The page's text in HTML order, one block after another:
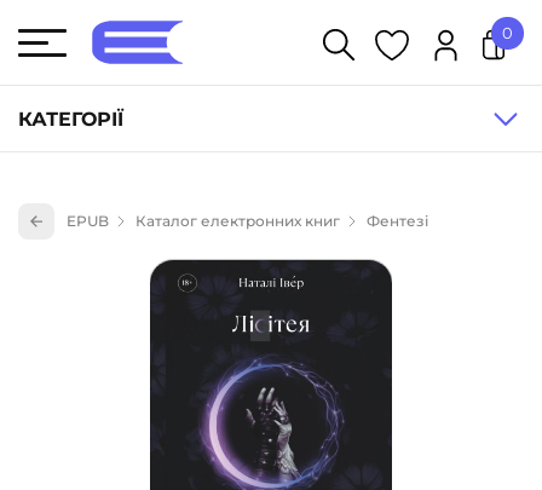
КАТЕГОРІЇ
Книги для дітей (833)
Книги для підлітків (240)
Науково-популярна література (1015)
Навчальна література та посібники (527)
Енциклопедії, довідники, словники (55)
Подарункові сертифікати (1)
0
EPUB Каталог електронних книг Фентезі